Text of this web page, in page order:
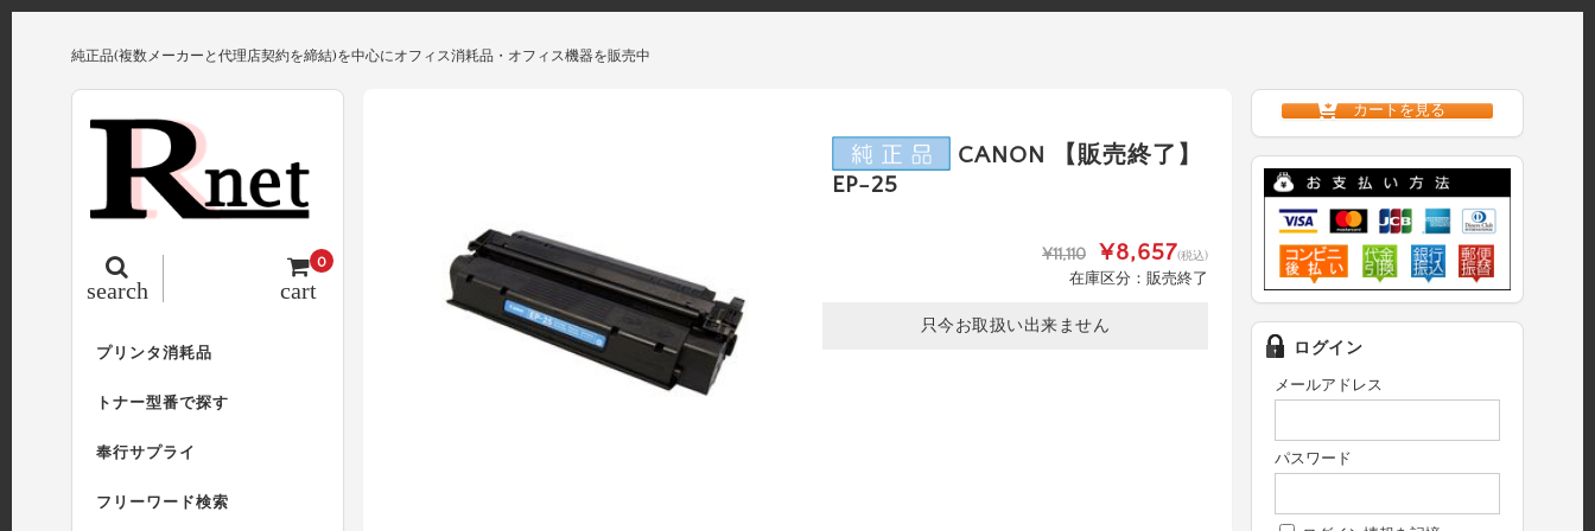
純正品(複数メーカーと代理店契約を締結)を中心にオフィス消耗品・オフィス機器を販売中
cart
0
search
プリンタ消耗品
トナー型番で探す
奉行サプライ
フリーワード検索
CANON 【販売終了】
EP-25
¥11,110 ¥8,657(税込)
在庫区分：販売終了
只今お取扱い出来ません
カートを見る
ログイン
メールアドレス
パスワード